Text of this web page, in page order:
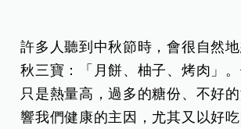
許多人聽到中秋節時，會很自然
秋三寶：「月餅、柚子、烤肉」
只是熱量高，過多的糖份、不好
響我們健康的主因，尤其又以好